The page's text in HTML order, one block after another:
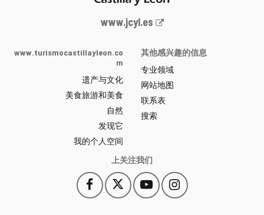
Junta
y
León
网
站
门
户
-
www.jcyl.es
www.turismocastillayleon.co
m
遗产与文化
美食旅游和美食
自然
发现它
我的个人空间
其他感兴趣的信息
专业领域
网站地图
联系表
搜索
上关注我们
Facebook
此
链
此
链
YouTube
此
链
Instagram
此
链